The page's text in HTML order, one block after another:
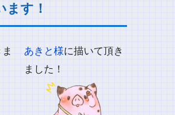
ます！
あきと様に描いて頂き
ました！